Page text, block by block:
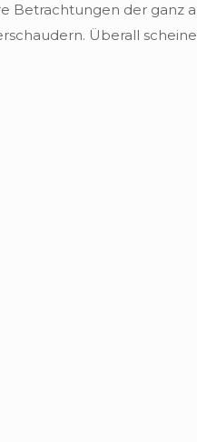
Betrach­tun­gen der ganz
Über­all